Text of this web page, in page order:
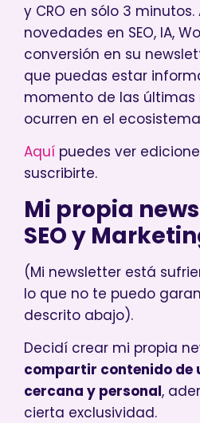
y CRO en sólo 3
novedades en SEO, IA,
conversión en su
que puedas estar
momento de las
ocurren en el
Aquí puedes ver
suscribirte.
Mi propia
SEO y
(Mi newsletter está
lo que no te puedo
descrito abajo).
Decidí crear mi propia
compartir contenido de
cercana y personal,
cierta exclusividad.